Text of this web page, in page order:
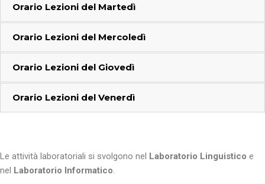
Orario Lezioni del Martedì
Orario Lezioni del Mercoledì
Orario Lezioni del Giovedì
Orario Lezioni del Venerdì
Le attività laboratoriali si svolgono nel Laboratorio Linguistico e
nel Laboratorio Informatico.